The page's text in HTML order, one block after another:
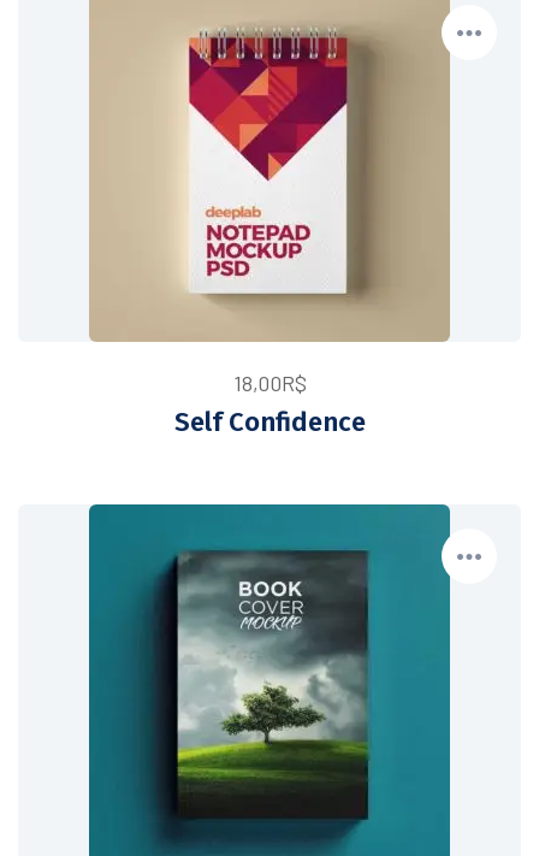
18,00R$
Self Confidence